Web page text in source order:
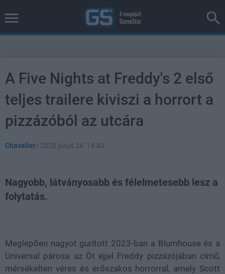
A Five Nights at Freddy's 2 első
teljes trailere kiviszi a horrort a
pizzázóból az utcára
Chavalier | 2025 július 24. 14:40
Nagyobb, látványosabb és félelmetesebb lesz a
folytatás.
Meglepően nagyot gurított 2023-ban a Blumhouse és a
Universal párosa az Öt éjjel Freddy pizzázójában című,
mérsékelten véres és erőszakos horrorral, amely Scott